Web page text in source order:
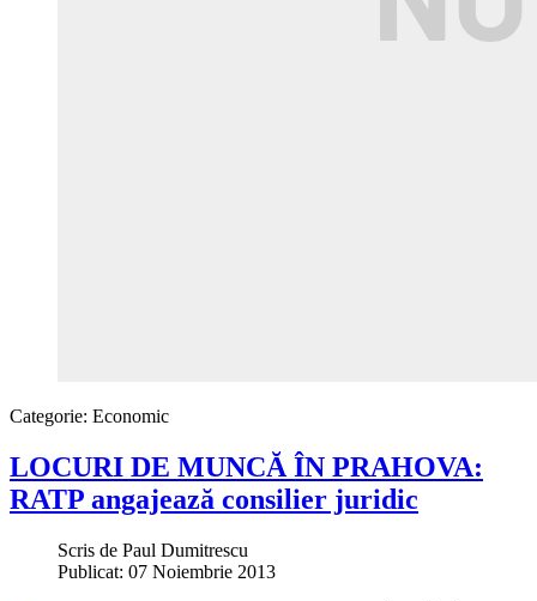
Categorie: Economic
LOCURI DE MUNCĂ ÎN PRAHOVA:
RATP angajează consilier juridic
Scris de Paul Dumitrescu
Publicat: 07 Noiembrie 2013